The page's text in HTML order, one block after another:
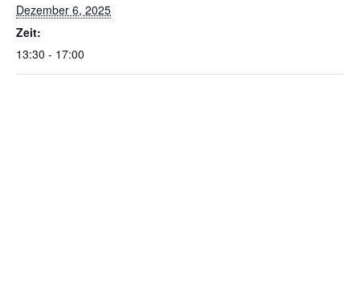
Dezember 6, 2025
Zeit:
13:30 - 17:00